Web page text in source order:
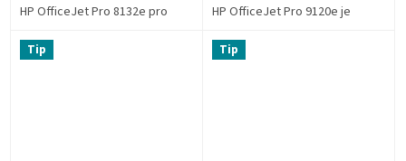
HP OfficeJet Pro 8132e pro
vašeho podnikání v osobní
kanceláři...
HP OfficeJet Pro 9120e je
firemního prostředí a rozvoj
podnikání....
Tip Tip